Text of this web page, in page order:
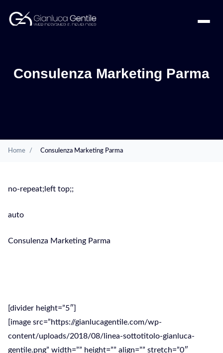
Consulenza Marketing Parma
Home / Consulenza Marketing Parma
no-repeat;left top;;
auto
Consulenza Marketing Parma
[divider height=”5″]
[image src=”https://gianlucagentile.com/wp-
content/uploads/2018/08/linea-sottotitolo-gianluca-
gentile.png” width=”” height=”” align=”” stretch=”0″